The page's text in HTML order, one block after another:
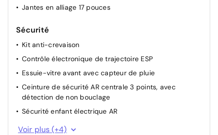
Jantes en alliage 17 pouces
Sécurité
Kit anti-crevaison
Contrôle électronique de trajectoire ESP
Essuie-vitre avant avec capteur de pluie
Ceinture de sécurité AR centrale 3 points, avec
détection de non bouclage
Sécurité enfant électrique AR
Projecteurs LED
Voir plus (+4)